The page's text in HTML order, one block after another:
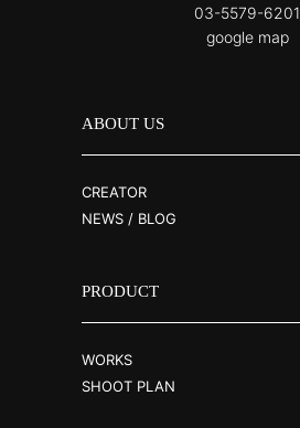
03-5579-6201
google map
ABOUT US
CREATOR
NEWS / BLOG
PRODUCT
WORKS
SHOOT PLAN